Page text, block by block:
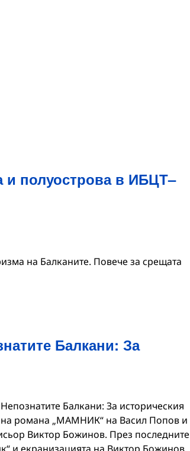
и полуострова в ИБЦТ–
на Балканите. Повече за срещата
Балкани: За
Балкани: За историческия
на романа „МАМНИК“ на Васил Попов и
Виктор Божинов. През последните